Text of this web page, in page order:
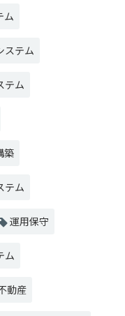
ム
ステム
テム
築
テム
運用保守
ム
動産